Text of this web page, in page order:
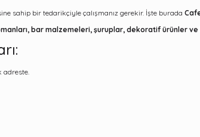
sahip bir tedarikçiyle çalışmanız gerekir. İşte burada
bar malzemeleri, şuruplar, dekoratif ürünler
adreste.